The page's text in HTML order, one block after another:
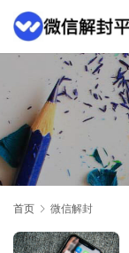
首页 微信解封